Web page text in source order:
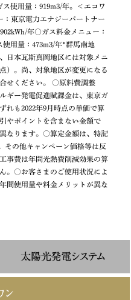
使用量：919m3/年。＜エコワ
東京電力エナジーパートナー
年○ガス料金メニュー：
用量：473m3/年*群馬南地
日本瓦斯真岡地区には対象メニ
）。尚、対象地区が変更になる
せください。 ○原料費調整
ギー発電促進賦課金は、東京ガ
れも2022年9月時点の単価で算
やポイントを含まない金額で
なります。○算定金額は、特記
その他キャンペーン価格等は反
事費は年間光熱費削減効果の算
。○お客さまのご使用状況によ
間使用量や料金メリットが異な